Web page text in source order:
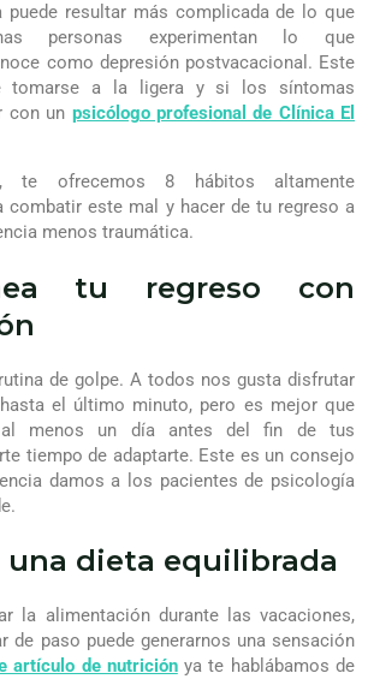
puede resultar más complicada de lo que
personas experimentan lo que
como depresión postvacacional. Este
tomarse a la ligera y si los síntomas
con un psicólogo profesional de Clínica El
te ofrecemos 8 hábitos altamente
combatir este mal y hacer de tu regreso a
menos traumática.
tu regreso con
de golpe. A todos nos gusta disfrutar
el último minuto, pero es mejor que
al menos un día antes del fin de tus
tiempo de adaptarte. Este es un consejo
damos a los pacientes de psicología
una dieta equilibrada
la alimentación durante las vacaciones,
de paso puede generarnos una sensación
artículo de nutriciónya te hablábamos de